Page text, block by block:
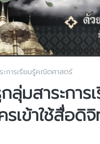
ะการเรียนรู้คณิตศาสตร์
ลุ่มสาระกา
รเข้าใช้สื่อ